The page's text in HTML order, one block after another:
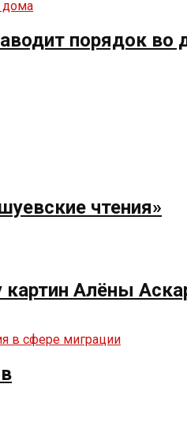
порядок во
чтения»
картин Алёны